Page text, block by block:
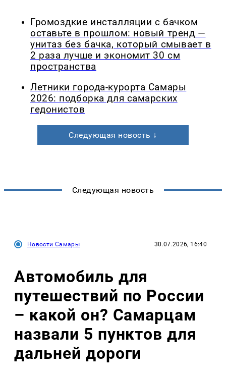
Громоздкие инсталляции с бачком
оставьте в прошлом: новый тренд —
унитаз без бачка, который смывает в
2 раза лучше и экономит 30 см
пространства
Летники города-курорта Самары
2026: подборка для самарских
гедонистов
Следующая новость ↓
Следующая новость
Новости Самары 30.07.2026, 16:40
Автомобиль для
путешествий по России
– какой он? Самарцам
назвали 5 пунктов для
дальней дороги